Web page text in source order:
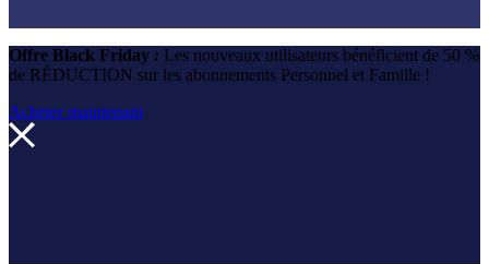
Offre Black Friday : Les nouveaux utilisateurs bénéficient de 50 %
de RÉDUCTION sur les abonnements Personnel et Famille !
Acheter maintenant